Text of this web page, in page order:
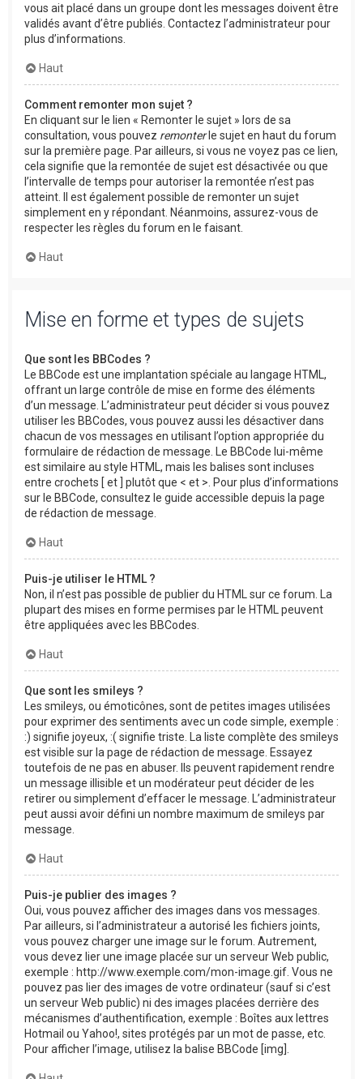
vous ait placé dans un groupe dont les messages doivent être
validés avant d’être publiés. Contactez l’administrateur pour
plus d’informations.
Haut
Comment remonter mon sujet ?
En cliquant sur le lien « Remonter le sujet » lors de sa
consultation, vous pouvez remonterle sujet en haut du forum
sur la première page. Par ailleurs, si vous ne voyez pas ce lien,
cela signifie que la remontée de sujet est désactivée ou que
l’intervalle de temps pour autoriser la remontée n’est pas
atteint. Il est également possible de remonter un sujet
simplement en y répondant. Néanmoins, assurez-vous de
respecter les règles du forum en le faisant.
Haut
Mise en forme et types de sujets
Que sont les BBCodes ?
Le BBCode est une implantation spéciale au langage HTML,
offrant un large contrôle de mise en forme des éléments
d’un message. L’administrateur peut décider si vous pouvez
utiliser les BBCodes, vous pouvez aussi les désactiver dans
chacun de vos messages en utilisant l’option appropriée du
formulaire de rédaction de message. Le BBCode lui-même
est similaire au style HTML, mais les balises sont incluses
entre crochets [ et ] plutôt que < et >. Pour plus d’informations
sur le BBCode, consultez le guide accessible depuis la page
de rédaction de message.
Haut
Puis-je utiliser le HTML ?
Non, il n’est pas possible de publier du HTML sur ce forum. La
plupart des mises en forme permises par le HTML peuvent
être appliquées avec les BBCodes.
Haut
Que sont les smileys ?
Les smileys, ou émoticônes, sont de petites images utilisées
pour exprimer des sentiments avec un code simple, exemple :
:) signifie joyeux, :( signifie triste. La liste complète des smileys
est visible sur la page de rédaction de message. Essayez
toutefois de ne pas en abuser. Ils peuvent rapidement rendre
un message illisible et un modérateur peut décider de les
retirer ou simplement d’effacer le message. L’administrateur
peut aussi avoir défini un nombre maximum de smileys par
message.
Haut
Puis-je publier des images ?
Oui, vous pouvez afficher des images dans vos messages.
Par ailleurs, si l’administrateur a autorisé les fichiers joints,
vous pouvez charger une image sur le forum. Autrement,
vous devez lier une image placée sur un serveur Web public,
exemple : http://www.exemple.com/mon-image.gif. Vous ne
pouvez pas lier des images de votre ordinateur (sauf si c’est
un serveur Web public) ni des images placées derrière des
mécanismes d’authentification, exemple : Boîtes aux lettres
Hotmail ou Yahoo!, sites protégés par un mot de passe, etc.
Pour afficher l’image, utilisez la balise BBCode [img].